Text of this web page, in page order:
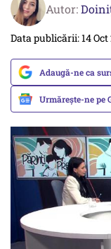
Autor:
Data publicării: 14 Oct
Adaugă-ne ca
Urmărește-ne pe